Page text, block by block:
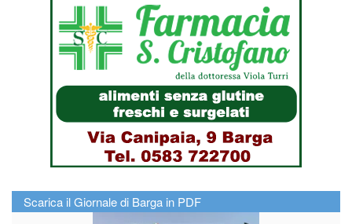
Scarica il Giornale di Barga in PDF